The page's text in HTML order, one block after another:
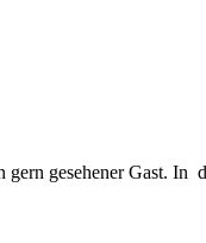
gesehener Gast. In